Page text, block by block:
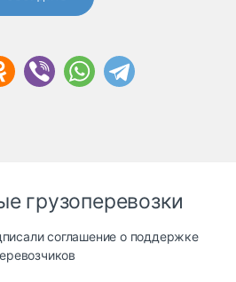
грузоперевозки
соглашение о поддержке